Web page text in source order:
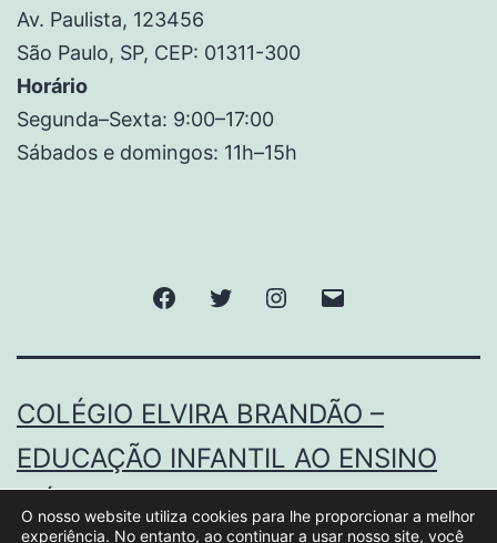
Av. Paulista, 123456
São Paulo, SP, CEP: 01311-300
Horário
Segunda–Sexta: 9:00–17:00
Sábados e domingos: 11h–15h
COLÉGIO ELVIRA BRANDÃO –
EDUCAÇÃO INFANTIL AO ENSINO
MÉDIO.
O nosso website utiliza cookies para lhe proporcionar a melhor
experiência. No entanto, ao continuar a usar nosso site, você